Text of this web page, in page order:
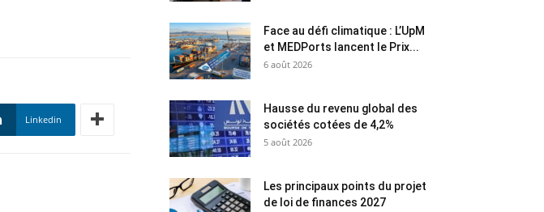
Linkedin
Face au défi climatique : L’UpM
et MEDPorts lancent le Prix...
6 août 2026
Hausse du revenu global des
sociétés cotées de 4,2%
5 août 2026
Les principaux points du projet
de loi de finances 2027